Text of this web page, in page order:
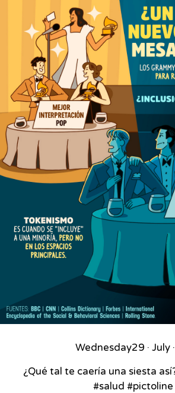
Wednesday29 · July
¿Qué tal te caería una siesta
#salud #pictoline